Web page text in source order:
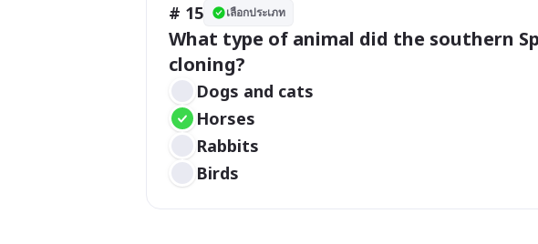
# 15 เลือกประเภท
What type of animal did the southern
Dogs and cats
Horses
Rabbits
Birds